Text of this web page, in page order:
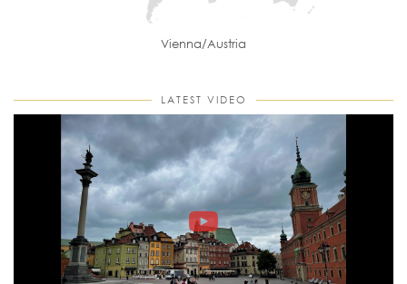
Vienna/Austria
LATEST VIDEO